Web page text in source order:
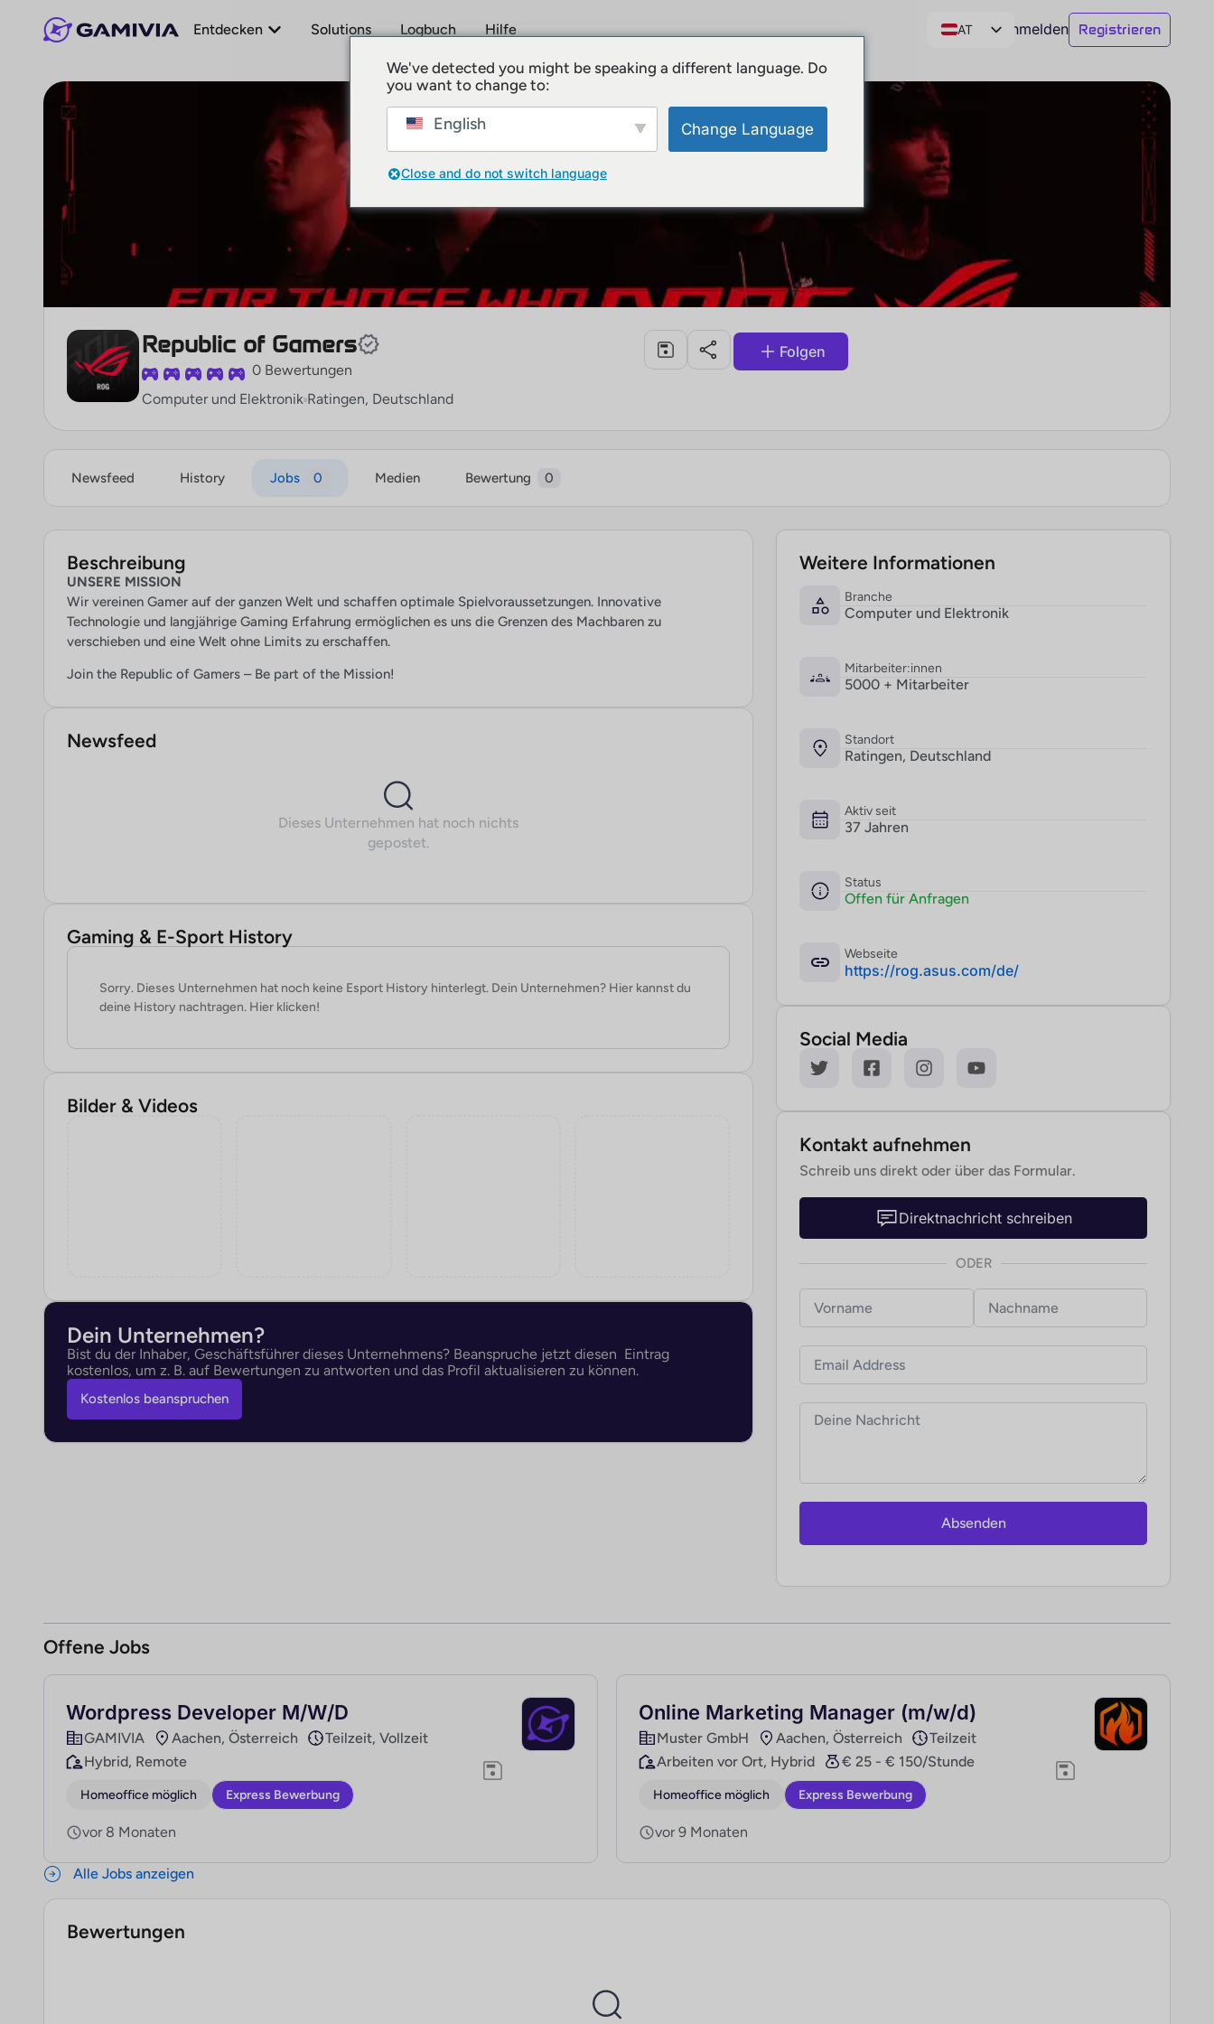
Entdecken Solutions Logbuch Hilfe
AT
CH
Anmelden Registrieren
Republic of Gamers
0 Bewertungen
Computer und Elektronik Ratingen, Deutschland
Folgen
Newsfeed History Jobs 0 Medien Bewertung 0
Beschreibung
UNSERE MISSION
Wir vereinen Gamer auf der ganzen Welt und schaffen optimale Spielvoraussetzungen. Innovative
Technologie und langjährige Gaming Erfahrung ermöglichen es uns die Grenzen des Machbaren zu
verschieben und eine Welt ohne Limits zu erschaffen.
Join the Republic of Gamers – Be part of the Mission!
Newsfeed
Dieses Unternehmen hat noch nichts
gepostet.
Gaming & E-Sport History
Sorry. Dieses Unternehmen hat noch keine Esport History hinterlegt. Dein Unternehmen? Hier kannst du
deine History nachtragen. Hier klicken!
Bilder & Videos
Dein Unternehmen?
Bist du der Inhaber, Geschäftsführer dieses Unternehmens? Beanspruche jetzt diesen Eintrag
kostenlos, um z. B. auf Bewertungen zu antworten und das Profil aktualisieren zu können.
Kostenlos beanspruchen
Weitere Informationen
Branche
Computer und Elektronik
Mitarbeiter:innen
5000 + Mitarbeiter
Standort
Ratingen, Deutschland
Aktiv seit
37 Jahren
Status
Offen für Anfragen
Webseite
­https://rog.asus.com/de/
Social Media
Kontakt aufnehmen
Schreib uns direkt oder über das Formular.
Direktnachricht schreiben
ODER
Absenden
Offene Jobs
Wordpress Developer M/W/D
GAMIVIA Aachen, Österreich
Teilzeit, Vollzeit
Hybrid, Remote
Homeoffice möglich Express Bewerbung
vor 8 Monaten
Online Marketing Manager (m/w/d)
Muster GmbH Aachen, Österreich
Teilzeit
Arbeiten vor Ort, Hybrid
€ 25 - € 150/Stunde
Homeoffice möglich Express Bewerbung
vor 9 Monaten
Alle Jobs anzeigen
Bewertungen
We've detected you might be speaking a different language. Do
you want to change to:
English Change Language
Close and do not switch language